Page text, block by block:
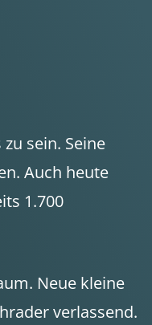
sein. Seine
Auch heute
1.700
Neue kleine
verlassend.